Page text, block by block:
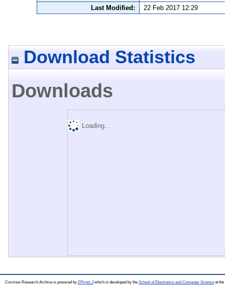
Last Modified:
22 Feb 2017 12:29
Download Statistics
Downloads
Loading...
Corvinus Research Archive is powered by EPrints 3which is developed by the School of Electronics and Computer Science at